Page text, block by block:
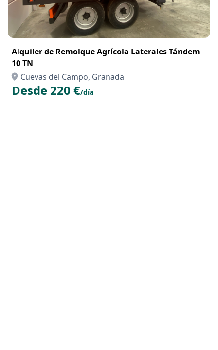
Alquiler de Remolque Agrícola Laterales Tándem
10 TN
Cuevas del Campo, Granada
Desde 220 €/día